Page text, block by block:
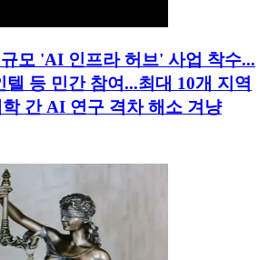
모 'AI 인프라 허브' 사업 착수...
텔 등 민간 참여...최대 10개 지역
간 AI 연구 격차 해소 겨냥